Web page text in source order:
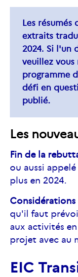
Les résumés
extraits
2024. Si l'un
veuillez
programme
défi en
publié.
Les
Fin de la
ou aussi
plus en 2024.
qu'il faut
aux activités
projet avec au
EIC